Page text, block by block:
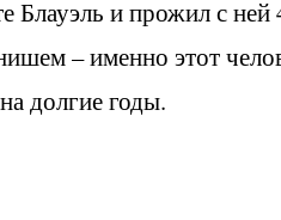
Блауэль и прожил с
– именно этот
долгие годы.